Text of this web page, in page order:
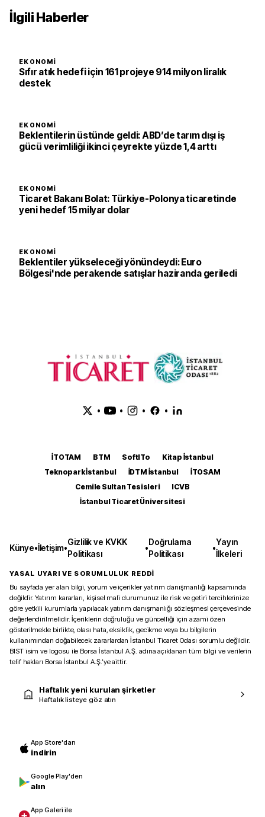
İlgili Haberler
EKONOMI
Sıfır atık hedefi için 161 projeye 914 milyon liralık
destek
EKONOMI
Beklentilerin üstünde geldi: ABD’de tarım dışı iş
gücü verimliliği ikinci çeyrekte yüzde 1,4 arttı
EKONOMI
Ticaret Bakanı Bolat: Türkiye-Polonya ticaretinde
yeni hedef 15 milyar dolar
EKONOMI
Beklentiler yükseleceği yönündeydi: Euro
Bölgesi'nde perakende satışlar haziranda geriledi
• • • •
İTOTAM BTM SoftITo
Kitap İstanbul
Teknopark İstanbul
İDTM İstanbul
İTOSAM
Cemile Sultan Tesisleri
ICVB
İstanbul Ticaret Üniversitesi
Künye•İletişim•
Gizlilik ve KVKK
Politikası
•
Doğrulama
Politikası
•
Yayın
İlkeleri
YASAL UYARI VE SORUMLULUK REDDİ
Bu sayfada yer alan bilgi, yorum ve içerikler yatırım danışmanlığı kapsamında
değildir. Yatırım kararları, kişisel mali durumunuz ile risk ve getiri tercihlerinize
göre yetkili kurumlarla yapılacak yatırım danışmanlığı sözleşmesi çerçevesinde
değerlendirilmelidir. İçeriklerin doğruluğu ve güncelliği için azami özen
gösterilmekle birlikte, olası hata, eksiklik, gecikme veya bu bilgilerin
kullanımından doğabilecek zararlardan İstanbul Ticaret Odası sorumlu değildir.
BIST isim ve logosu ile Borsa İstanbul A.Ş. adına açıklanan tüm bilgi ve verilerin
telif hakları Borsa İstanbul A.Ş.’ye aittir.
Haftalık yeni kurulan şirketler
Haftalık listeye göz atın
App Store'dan
indirin
Google Play'den
alın
App Galeri ile